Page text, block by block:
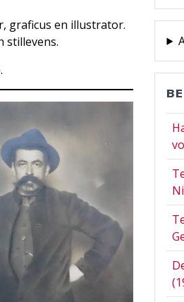
graficus en illustrator.
stillevens.